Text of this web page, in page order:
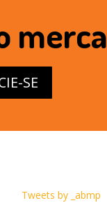
SE
Tweets by _abmp